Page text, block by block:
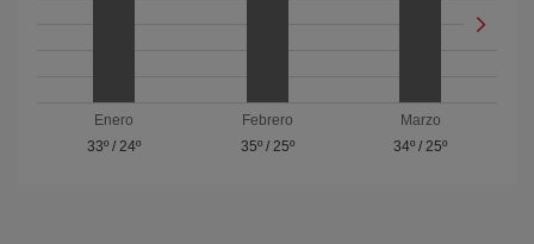
Enero
33º/ 24º
Febrero
35º/ 25º
Marzo
34º /25º